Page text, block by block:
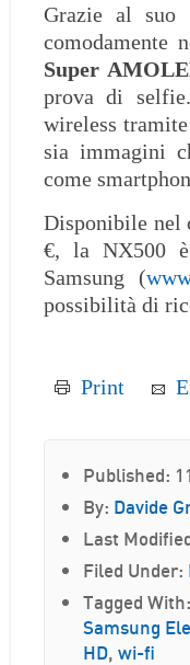
Grazie al suo
comodamente
Super
prova di
wireless tramite
sia immagini
come
Disponibile nel
€, la NX500
Samsung (
possibilità di
Print
Published:
By: Davide
Last
Filed Under:
Tagged With:
Samsung
HD, wi-fi